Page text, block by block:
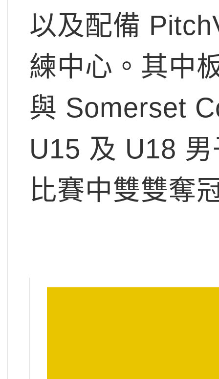
以及配備
練中心。其中
與 Somerset
U15 及 U18
比賽中雙雙奪